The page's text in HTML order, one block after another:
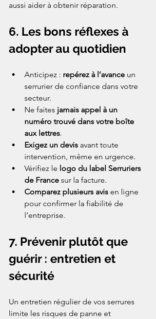
aussi aider à obtenir réparation.
6. Les bons réflexes à
adopter au quotidien
Anticipez : repérez à l’avance un
serrurier de confiance dans votre
secteur.
Ne faites jamais appel à un
numéro trouvé dans votre boîte
aux lettres.
Exigez un devis avant toute
intervention, même en urgence.
Vérifiez le logo du label Serruriers
de France sur la facture.
Comparez plusieurs avis en ligne
pour confirmer la fiabilité de
l’entreprise.
7. Prévenir plutôt que
guérir : entretien et
sécurité
Un entretien régulier de vos serrures
limite les risques de panne et